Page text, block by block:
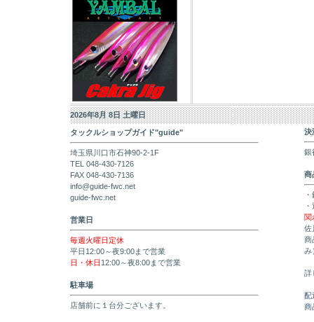
2026年8月 8日 土曜日
タックルショップガイド"guide"
埼玉県川口市石神90-2-1F
TEL 048-430-7126
FAX 048-430-7136
info@guide-fwc.net
guide-fwc.net
営業日
毎週火曜日定休
平日12:00～夜9:00まで営業
日・休日 12:00～夜8:00まで営業
駐車場
店舗前に１台分ございます。
決
銀
商
関
佐
商
み
詳
配
商